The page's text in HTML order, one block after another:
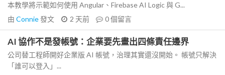
本教學將示範如何使用 Angular、Firebase AI Logic 與 G...
由 Connie發文 2 天前 0個留言
AI 協作不是發帳號：企業要先畫出四條責任邊界
公司替工程師開好企業版 AI 帳號，治理其實還沒開始。 帳號只解決
「誰可以登入」...